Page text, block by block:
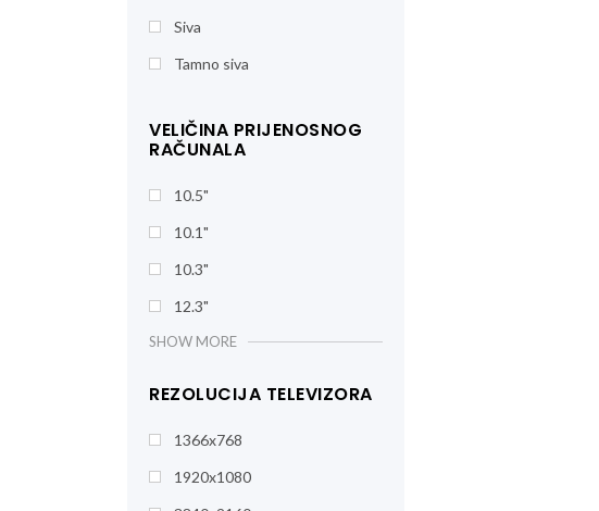
Siva
Tamno siva
VELIČINA PRIJENOSNOG
RAČUNALA
10.5"
10.1"
10.3"
12.3"
SHOW MORE
REZOLUCIJA TELEVIZORA
1366x768
1920x1080